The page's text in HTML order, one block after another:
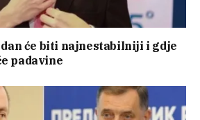
će biti najnestabilniji i gdje
padavine